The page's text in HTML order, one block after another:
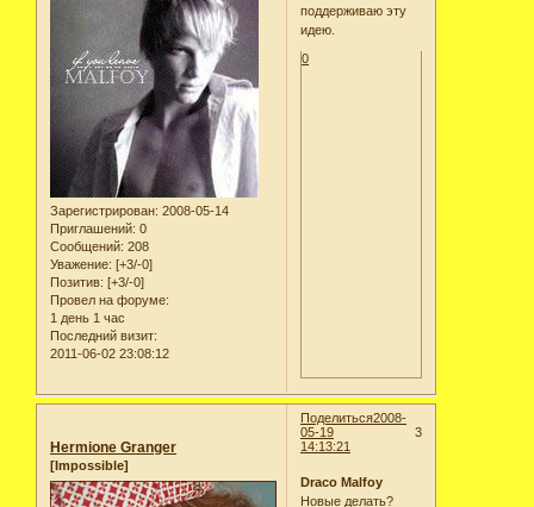
Зарегистрирован: 2008-05-14
Приглашений: 0
Сообщений: 208
Уважение: [+3/-0]
Позитив: [+3/-0]
Провел на форуме:
1 день 1 час
Последний визит:
2011-06-02 23:08:12
поддерживаю эту
идею.
0
Поделиться
3
2008-
05-19
14:13:21
Hermione Granger
[Impossible]
Draco Malfoy
Новые делать?